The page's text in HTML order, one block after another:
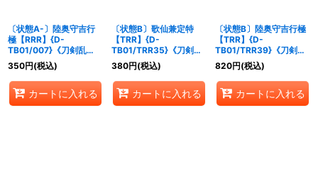
〔状態A-〕陸奥守吉行
極【RRR】{D-
TB01/007}《刀剣乱
舞》
350円(税込)
カートに入れる
〔状態B〕歌仙兼定特
【TRR】{D-
TB01/TRR35}《刀剣乱
舞》
380円(税込)
カートに入れる
〔状態B〕陸奥守吉行極
【TRR】{D-
TB01/TRR39}《刀剣乱
舞》
820円(税込)
カートに入れる